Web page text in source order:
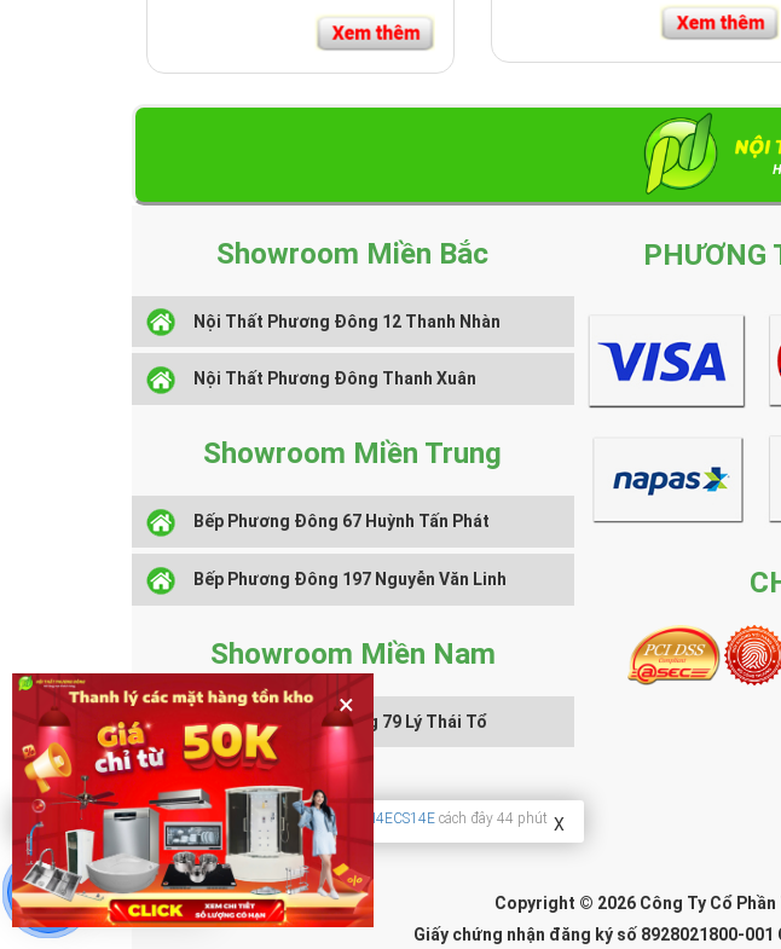
Showroom Miền Bắc
Nội Thất Phương Đông 12 Thanh Nhàn
Nội Thất Phương Đông Thanh Xuân
Showroom Miền Trung
Bếp Phương Đông 67 Huỳnh Tấn Phát
Bếp Phương Đông 197 Nguyễn Văn Linh
Showroom Miền Nam
Nội Thất Phương Đông 79 Lý Thái Tổ
PHƯƠNG
Copyright © 2026 Công Ty Cổ
Giấy chứng nhận đăng ký số 8928021800-
Một khách hàng vừa đặt muaMÁY RỬA BÁT BOSCH SMI4ECS14E cách đây 44 phút X
Chat hỗ trợ
×